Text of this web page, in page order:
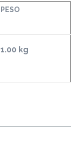
PESO
1.00 kg